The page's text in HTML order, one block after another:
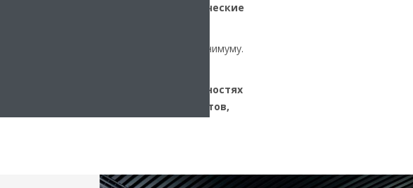
квалифицированные технические
свести перерывы в вашей работе к минимуму.
начала до конца. Мы
знаем об обязанностях
ответственных проектов,